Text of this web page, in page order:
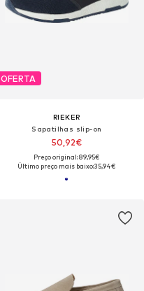
OFERTA
RIEKER
Sapatilhas slip-on
50,92€
Preço original: 89,95€
Último preço mais baixo:35,94€